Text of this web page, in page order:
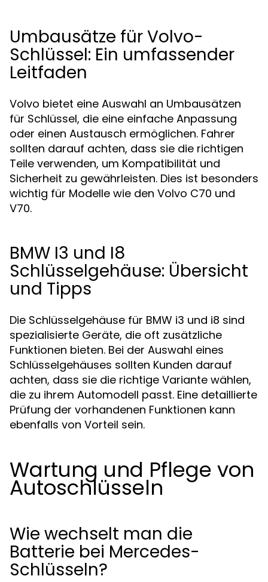
Umbausätze für Volvo-
Schlüssel: Ein umfassender
Leitfaden
Volvo bietet eine Auswahl an Umbausätzen
für Schlüssel, die eine einfache Anpassung
oder einen Austausch ermöglichen. Fahrer
sollten darauf achten, dass sie die richtigen
Teile verwenden, um Kompatibilität und
Sicherheit zu gewährleisten. Dies ist besonders
wichtig für Modelle wie den Volvo C70 und
V70.
BMW I3 und I8
Schlüsselgehäuse: Übersicht
und Tipps
Die Schlüsselgehäuse für BMW i3 und i8 sind
spezialisierte Geräte, die oft zusätzliche
Funktionen bieten. Bei der Auswahl eines
Schlüsselgehäuses sollten Kunden darauf
achten, dass sie die richtige Variante wählen,
die zu ihrem Automodell passt. Eine detaillierte
Prüfung der vorhandenen Funktionen kann
ebenfalls von Vorteil sein.
Wartung und Pflege von
Autoschlüsseln
Wie wechselt man die
Batterie bei Mercedes-
Schlüsseln?